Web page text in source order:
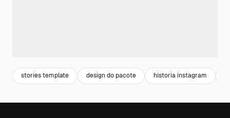
stories template design do pacote historia instagram